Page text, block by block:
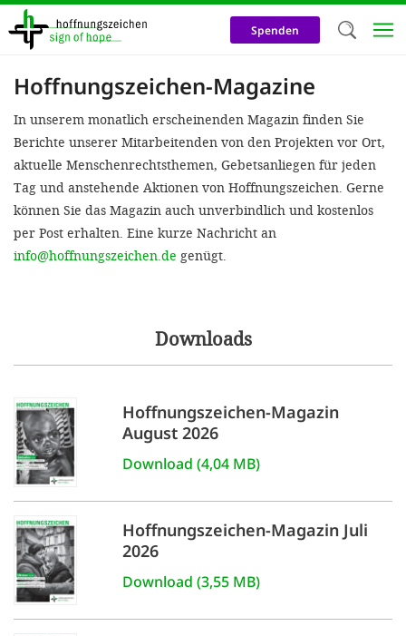
Direkt
zum
Inhalt
Spenden
Hoffnungszeichen-Magazine
In unserem monatlich erscheinenden Magazin finden Sie
Berichte unserer Mitarbeitenden von den Projekten vor Ort,
aktuelle Menschenrechtsthemen, Gebetsanliegen für jeden
Tag und anstehende Aktionen von Hoffnungszeichen. Gerne
können Sie das Magazin auch unverbindlich und kostenlos
per Post erhalten. Eine kurze Nachricht an
info@hoffnungszeichen.de genügt.
Downloads
Hoffnungszeichen-Magazin
August 2026
Download (4,04 MB)
Hoffnungszeichen-Magazin Juli
2026
Download (3,55 MB)
Herzlich
Wir
auf
Neben
und
den